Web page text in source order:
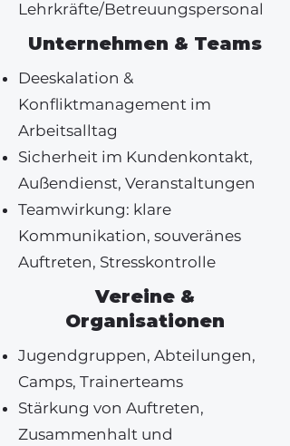
Lehrkräfte/Betreuungspersonal
Unternehmen & Teams
Deeskalation &
Konfliktmanagement im
Arbeitsalltag
Sicherheit im Kundenkontakt,
Außendienst, Veranstaltungen
Teamwirkung: klare
Kommunikation, souveränes
Auftreten, Stresskontrolle
Vereine &
Organisationen
Jugendgruppen, Abteilungen,
Camps, Trainerteams
Stärkung von Auftreten,
Zusammenhalt und